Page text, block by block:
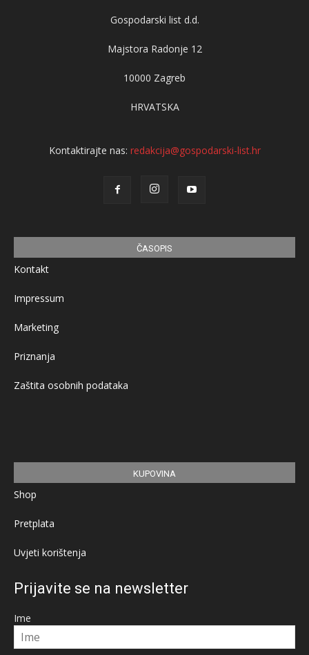
Gospodarski list d.d.
Majstora Radonje 12
10000 Zagreb
HRVATSKA
Kontaktirajte nas: redakcija@gospodarski-list.hr
ČASOPIS
Kontakt
Impressum
Marketing
Priznanja
Zaštita osobnih podataka
KUPOVINA
Shop
Pretplata
Uvjeti korištenja
Prijavite se na newsletter
Ime